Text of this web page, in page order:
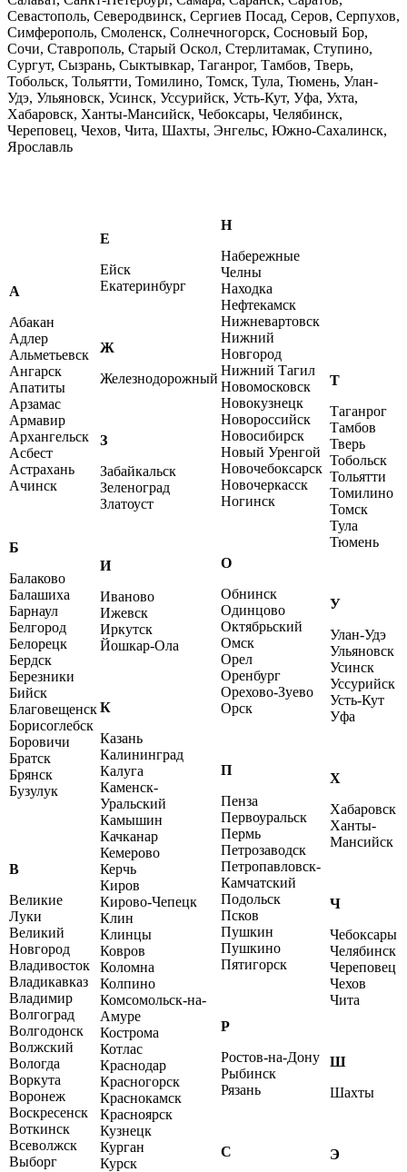
Севастополь, Северодвинск, Сергиев Посад, Серов, Серпухов,
Симферополь, Смоленск, Солнечногорск, Сосновый Бор,
Сочи, Ставрополь, Старый Оскол, Стерлитамак, Ступино,
Сургут, Сызрань, Сыктывкар, Таганрог, Тамбов, Тверь,
Тобольск, Тольятти, Томилино, Томск, Тула, Тюмень, Улан-
Удэ, Ульяновск, Усинск, Уссурийск, Усть-Кут, Уфа, Ухта,
Хабаровск, Ханты-Мансийск, Чебоксары, Челябинск,
Череповец, Чехов, Чита, Шахты, Энгельс, Южно-Сахалинск,
Ярославль
А
Абакан
Адлер
Альметьевск
Ангарск
Апатиты
Арзамас
Армавир
Архангельск
Асбест
Астрахань
Ачинск
Б
Балаково
Балашиха
Барнаул
Белгород
Белорецк
Бердск
Березники
Бийск
Благовещенск
Борисоглебск
Боровичи
Братск
Брянск
Бузулук
В
Великие
Луки
Великий
Новгород
Владивосток
Владикавказ
Владимир
Волгоград
Волгодонск
Волжский
Вологда
Воркута
Воронеж
Воскресенск
Воткинск
Всеволжск
Выборг
Е
Ейск
Екатеринбург
Ж
Железнодорожный
З
Забайкальск
Зеленоград
Златоуст
И
Иваново
Ижевск
Иркутск
Йошкар-Ола
К
Казань
Калининград
Калуга
Каменск-
Уральский
Камышин
Качканар
Кемерово
Керчь
Киров
Кирово-Чепецк
Клин
Клинцы
Ковров
Коломна
Колпино
Комсомольск-на-
Амуре
Кострома
Котлас
Краснодар
Красногорск
Краснокамск
Красноярск
Кузнецк
Курган
Курск
Н
Набережные
Челны
Находка
Нефтекамск
Нижневартовск
Нижний
Новгород
Нижний Тагил
Новомосковск
Новокузнецк
Новороссийск
Новосибирск
Новый Уренгой
Новочебоксарск
Новочеркасск
Ногинск
О
Обнинск
Одинцово
Октябрьский
Омск
Орел
Оренбург
Орехово-Зуево
Орск
П
Пенза
Первоуральск
Пермь
Петрозаводск
Петропавловск-
Камчатский
Подольск
Псков
Пушкин
Пушкино
Пятигорск
Р
Ростов-на-Дону
Рыбинск
Рязань
С
Т
Таганрог
Тамбов
Тверь
Тобольск
Тольятти
Томилино
Томск
Тула
Тюмень
У
Улан-Удэ
Ульяновск
Усинск
Уссурийск
Усть-Кут
Уфа
Х
Хабаровск
Ханты-
Мансийск
Ч
Чебоксары
Челябинск
Череповец
Чехов
Чита
Ш
Шахты
Э